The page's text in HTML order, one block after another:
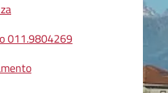
011.9804269